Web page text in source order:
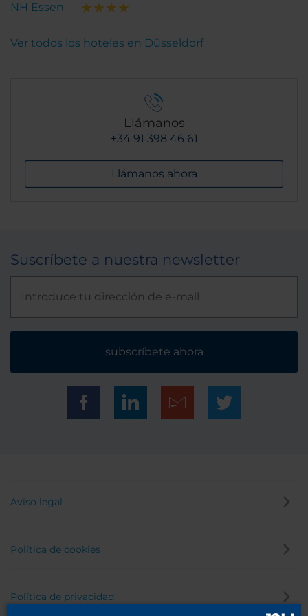
NH Essen
Ver todos los hoteles en Düsseldorf
Llámanos
+34 91 398 46 61
Llámanos ahora
Suscríbete a nuestra newsletter
subscríbete ahora
Aviso legal
Política de cookies
Política de privacidad